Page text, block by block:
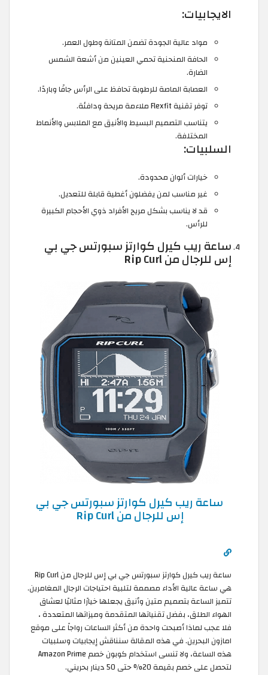
الايجابيات:
مواد عالية الجودة تضمن المتانة وطول العمر.
الحافة المنحنية تحمي العينين من أشعة الشمس
الضارة.
العصابة الماصة للرطوبة تحافظ على الرأس جافًا وباردًا.
توفر تقنية Flexfit ملاءمة مريحة ودافئة.
يتناسب التصميم البسيط والأنيق مع الملابس والأنماط
المختلفة.
السلبيات:
خيارات ألوان محدودة.
غير مناسب لمن يفضلون أغطية قابلة للتعديل.
قد لا يناسب بشكل مريح الأفراد ذوي الأحجام الكبيرة
للرأس.
ساعة ريب كيرل كوارتز سبورتس جي بي
إس للرجال من Rip Curl
ساعة ريب كيرل كوارتز سبورتس جي بي
إس للرجال من Rip Curl
ساعة ريب كيرل كوارتز سبورتس جي بي إس للرجال من Rip Curl
هي ساعة عالية الأداء مصممة لتلبية احتياجات الرجال المغامرين.
تتميز الساعة بتصميم متين وأنيق يجعلها خيارًا مثاليًا لعشاق
الهواء الطلق، بفضل تقنياتها المتقدمة وميزاتها المتعددة ،
فلا عجب لماذا أصبحت واحدة من أكثر الساعات رواجاً على موقع
امازون البحرين. في هذه المقالة سنناقش إيجابيات وسلبيات
هذه الساعة، ولا تنسى استخدام كوبون خصم Amazon Prime
لتحصل على خصم بقيمة 20% حتى 50 دينار بحريني.